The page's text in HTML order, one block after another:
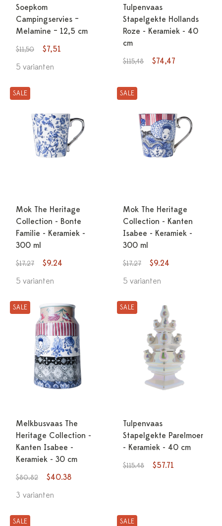
Soepkom
Campingservies –
Melamine – 12,5 cm
$11,50
$7,51
5 varianten
Tulpenvaas
Stapelgekte Hollands
Roze - Keramiek - 40
cm
$115,48 $74,47
SALE
Mok The Heritage
Collection - Bonte
Familie - Keramiek -
300 ml
$17.27
$9.24
5 varianten
SALE
Mok The Heritage
Collection - Kanten
Isabee - Keramiek -
300 ml
$17.27
$9.24
5 varianten
SALE
Melkbusvaas The
Heritage Collection -
Kanten Isabee -
Keramiek - 30 cm
$80.82
$40.38
3 varianten
SALE
Tulpenvaas
Stapelgekte Parelmoer
- Keramiek - 40 cm
$115.48 $57.71
SALE SALE